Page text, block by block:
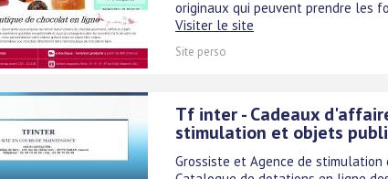
originaux qui peuvent prendre les
Visiter le site
Site perso
Tf inter - Cadeaux
stimulation et objets
Grossiste et Agence de